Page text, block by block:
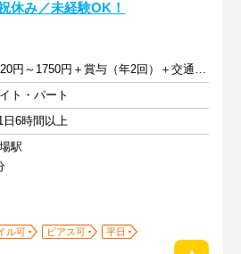
休み／未経験OK！
時給1620円～1750円＋賞与（年2回）＋交通費支給
ト・パート
日6時間以上
駅
ル可 ピアス可
平日